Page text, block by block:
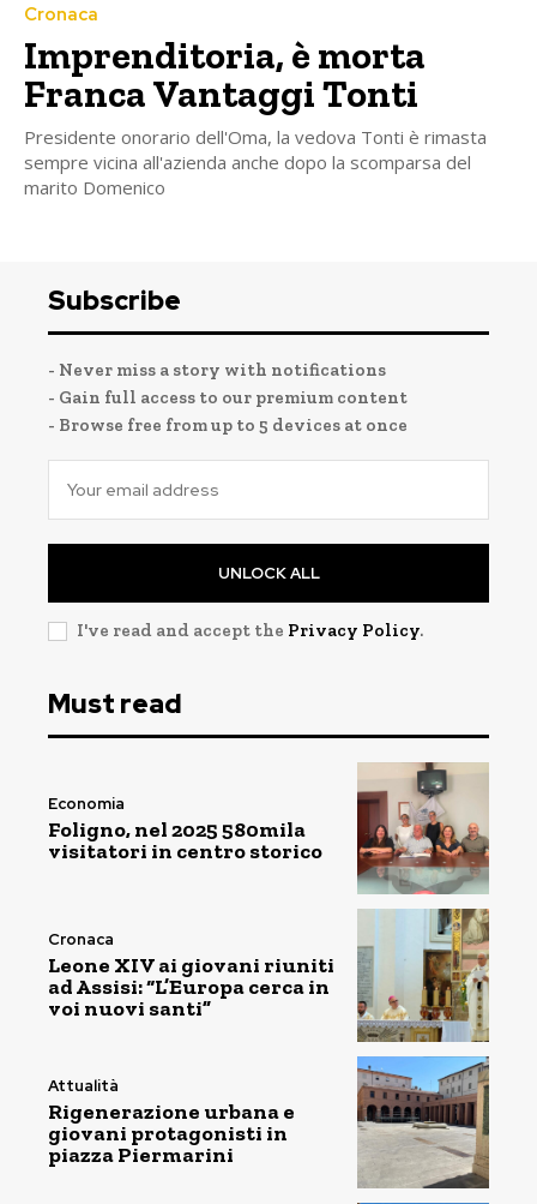
Cronaca
Imprenditoria, è morta
Franca Vantaggi Tonti
Presidente onorario dell'Oma, la vedova Tonti è rimasta
sempre vicina all'azienda anche dopo la scomparsa del
marito Domenico
Subscribe
- Never miss a story with notifications
- Gain full access to our premium content
- Browse free from up to 5 devices at once
UNLOCK ALL
I've read and accept the Privacy Policy.
Must read
Economia
Foligno, nel 2025 580mila
visitatori in centro storico
Cronaca
Leone XIV ai giovani riuniti
ad Assisi: “L’Europa cerca in
voi nuovi santi”
Attualità
Rigenerazione urbana e
giovani protagonisti in
piazza Piermarini